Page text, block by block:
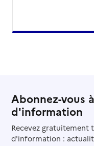
Abonnez-vous
d'information
Recevez gratuitement
d'information :